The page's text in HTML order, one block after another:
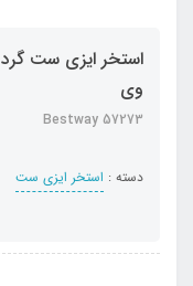
وی
Bestway 57273
دسته : استخر ایزی ست